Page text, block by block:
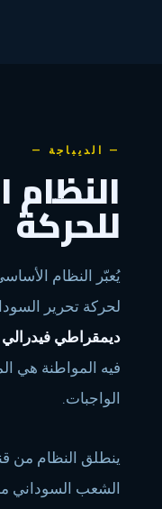
— الديباجة —
للحركة
يُعبّر النظام
لحركة تحرير
ديمقراطي
فيه المواطنة هي
الواجبات.
ينطلق النظام من
الشعب السوداني